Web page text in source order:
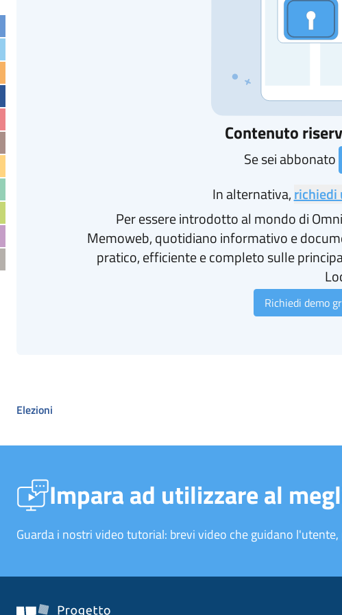
Contenuto
Se sei abbonato
In alternativa,richiedi
Per essere introdotto al mondo di
Memoweb, quotidiano informativo e
pratico, efficiente e completo sulle
Richiedi demo
Elezioni
Impara ad utilizzare al
Guarda i nostri video tutorial: brevi video che guidano